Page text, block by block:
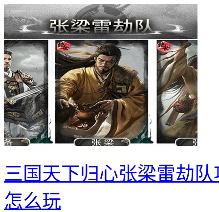
三国天下归心张梁雷劫
怎么玩